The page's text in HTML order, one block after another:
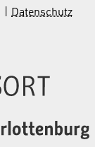
Datenschutz